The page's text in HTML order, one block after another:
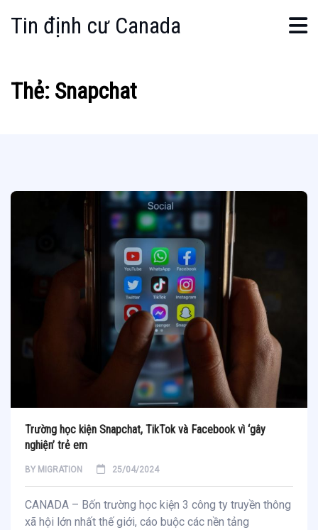
Tin định cư Canada
Thẻ: Snapchat
Trường học kiện Snapchat, TikTok và Facebook vì ‘gây
nghiện’ trẻ em
BY MIGRATION 25/04/2024
CANADA – Bốn trường học kiện 3 công ty truyền thông
xã hội lớn nhất thế giới, cáo buộc các nền tảng